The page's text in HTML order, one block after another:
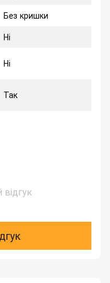
Без кришки
Ні
Ні
Так